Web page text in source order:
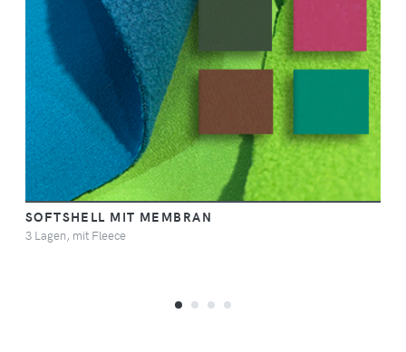
SOFTSHELL MIT MEMBRAN
3 Lagen, mit Fleece